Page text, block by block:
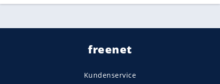
freenet
Kundenservice